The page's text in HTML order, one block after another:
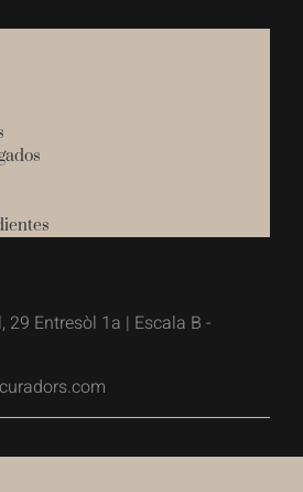
29 Entresòl 1a | Escala B -